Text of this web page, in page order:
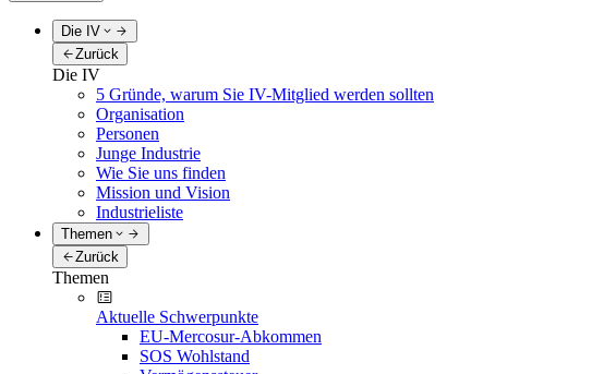
Die IV
Zurück
Die IV
5 Gründe, warum Sie IV-Mitglied werden sollten
Organisation
Personen
Junge Industrie
Wie Sie uns finden
Mission und Vision
Industrieliste
Themen
Zurück
Themen
Aktuelle Schwerpunkte
EU-Mercosur-Abkommen
SOS Wohlstand